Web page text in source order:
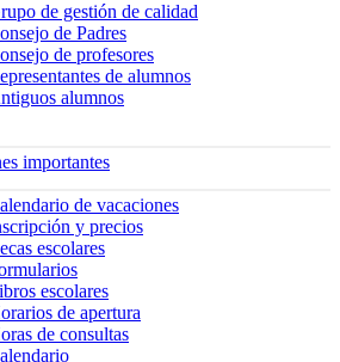
de gestión de calidad
de Padres
de profesores
de alumnos
alumnos
importantes
de vacaciones
y precios
escolares
escolares
de apertura
de consultas